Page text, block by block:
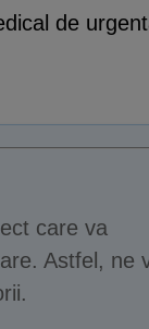
de
care va
Astfel, ne